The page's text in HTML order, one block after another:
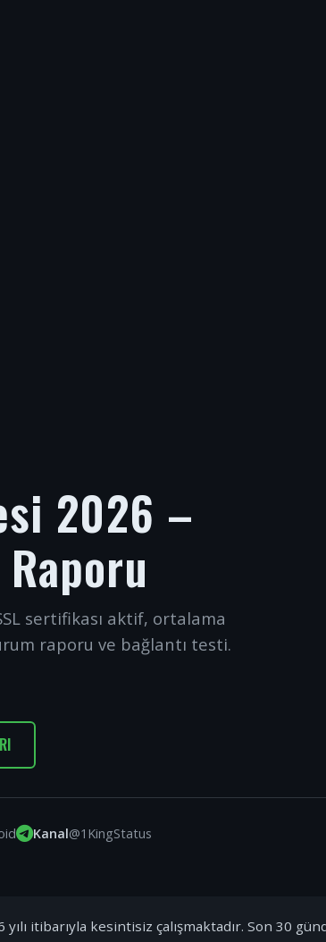
2026 –
sertifikası aktif, ortalama
raporu ve bağlantı testi.
Kanal@1KingStatus
itibarıyla kesintisiz çalışmaktadır. Son 30